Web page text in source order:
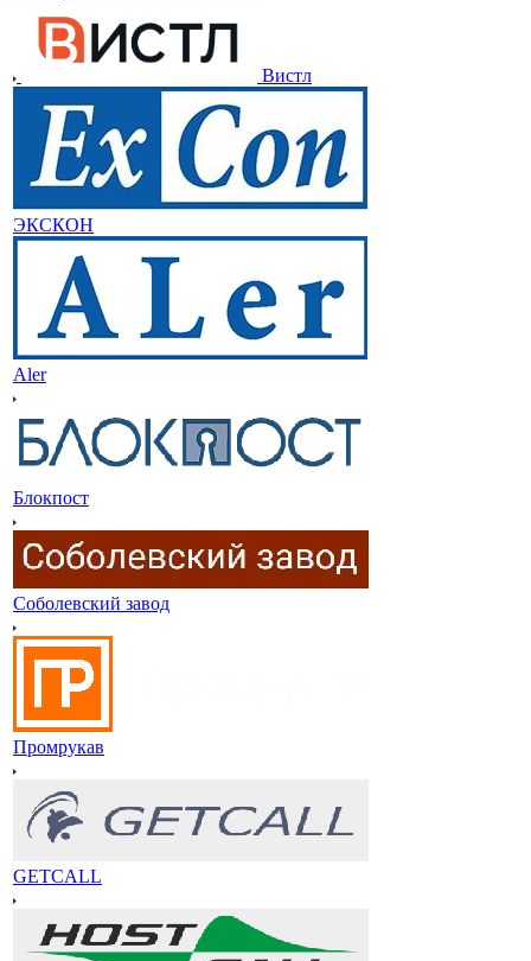
Вистл
ЭКСКОН
Aler
Блокпост
Соболевский завод
Промрукав
GETCALL